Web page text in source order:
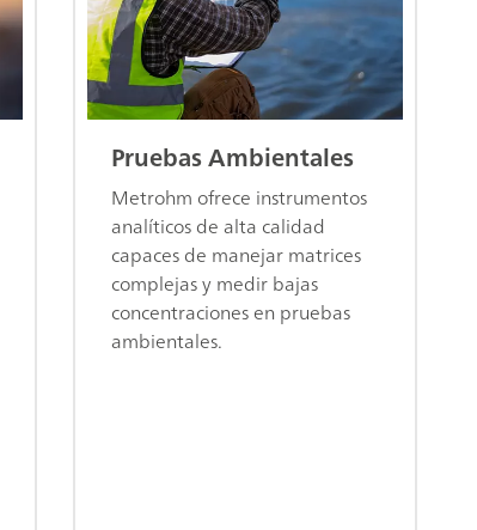
Pruebas Ambientales
Metrohm ofrece instrumentos
analíticos de alta calidad
capaces de manejar matrices
complejas y medir bajas
concentraciones en pruebas
ambientales.